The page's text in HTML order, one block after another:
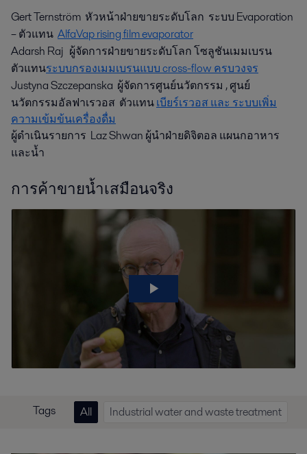
Gert Ternström หัวหน้าฝ่ายขายระดับโลก ระบบ Evaporation
– ตัวแทน AlfaVap rising film evaporator
Adarsh Raj ผู้จัดการฝ่ายขายระดับโลก โซลูชันเมมเบรน
ตัวแทนระบบกรองเมมเบรนแบบ cross-flow ครบวงจร
Justyna Szczepanska ผู้จัดการศูนย์นวัตกรรม , ศูนย์
นวัตกรรมอัลฟาเรวอส ตัวแทนเบียร์เรวอส และ ระบบเพิ่ม
ความเข้มข้นเครื่องดื่ม
ผู้ดำเนินรายการ Laz Shwan ผู้นำฝ่ายดิจิตอล แผนกอาหาร
และน้ำ
การค้าขายน้ำเสมือนจริง
Tags All Industrial water and waste treatment